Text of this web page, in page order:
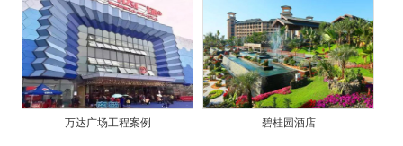
万达广场工程案例 碧桂园酒店